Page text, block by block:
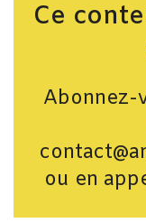
Ce
Abonnez-
ou en